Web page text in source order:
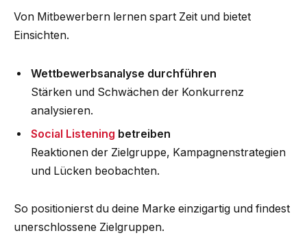
Von Mitbewerbern lernen spart Zeit und bietet
Einsichten.
Wettbewerbsanalyse durchführen
Stärken und Schwächen der Konkurrenz
analysieren.
Social Listening betreiben
Reaktionen der Zielgruppe, Kampagnenstrategien
und Lücken beobachten.
So positionierst du deine Marke einzigartig und findest
unerschlossene Zielgruppen.